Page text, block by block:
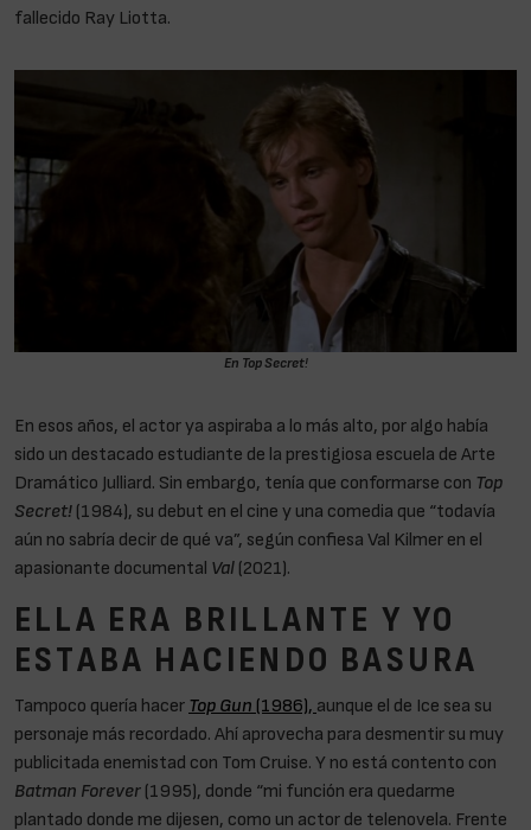
fallecido Ray Liotta.
En Top Secret!
En esos años, el actor ya aspiraba a lo más alto, por algo había
sido un destacado estudiante de la prestigiosa escuela de Arte
Dramático Julliard. Sin embargo, tenía que conformarse con Top
Secret! (1984), su debut en el cine y una comedia que “todavía
aún no sabría decir de qué va”, según confiesa Val Kilmer en el
apasionante documental Val (2021).
ELLA ERA BRILLANTE Y YO
ESTABA HACIENDO BASURA
Tampoco quería hacer Top Gun (1986), aunque el de Ice sea su
personaje más recordado. Ahí aprovecha para desmentir su muy
publicitada enemistad con Tom Cruise. Y no está contento con
Batman Forever (1995), donde “mi función era quedarme
plantado donde me dijesen, como un actor de telenovela. Frente